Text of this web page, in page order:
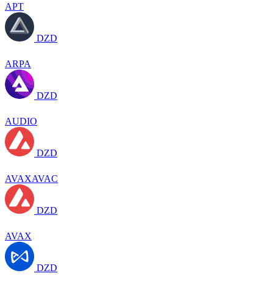
APT
DZD
ARPA
DZD
AUDIO
DZD
AVAXAVAC
DZD
AVAX
DZD